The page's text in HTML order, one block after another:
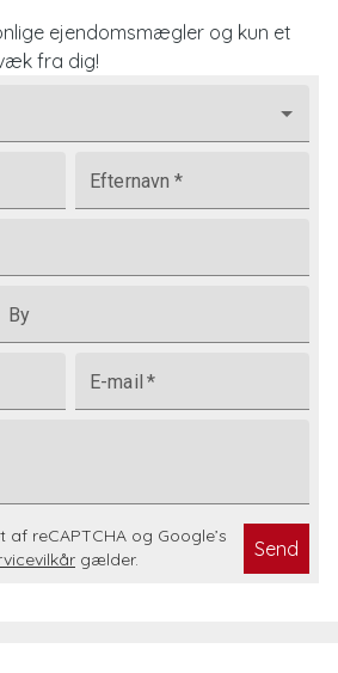
ejendomsmægler og kun et
fra dig!
Efternavn *
By
E-mail *
reCAPTCHA og Google’s
gælder. Send